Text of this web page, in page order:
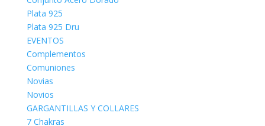
Plata 925
Plata 925 Dru
EVENTOS
Complementos
Comuniones
Novias
Novios
GARGANTILLAS Y COLLARES
7 Chakras